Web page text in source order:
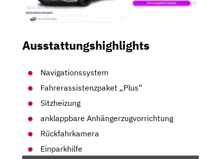
Ausstattungshighlights
Navigationssystem
Fahrerassistenzpaket „Plus“
Sitzheizung
anklappbare Anhängerzugvorrichtung
Rückfahrkamera
Einparkhilfe